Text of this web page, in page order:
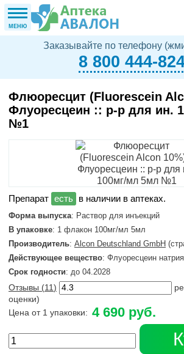
МЕНЮ
Заказывайте по телефону
8 800 444-
Флюоресцит (Fluorescein
Флуоресцеин :: р-р для ин.
№1
в наличии в аптеках.
Форма выпуска: Раствор для инъекций
В упаковке: 1 флакон 100мг/мл 5мл
Производитель: Alcon Deutschland GmbH
Действующее вещество: Флуоресцеин натрия
Срок годности: до 04.2028
Отзывы (11)
оценки)
Цена от 1 упаковки: 4 690 руб.